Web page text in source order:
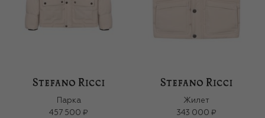
Парка
457 500 ₽
Жилет
343 000 ₽